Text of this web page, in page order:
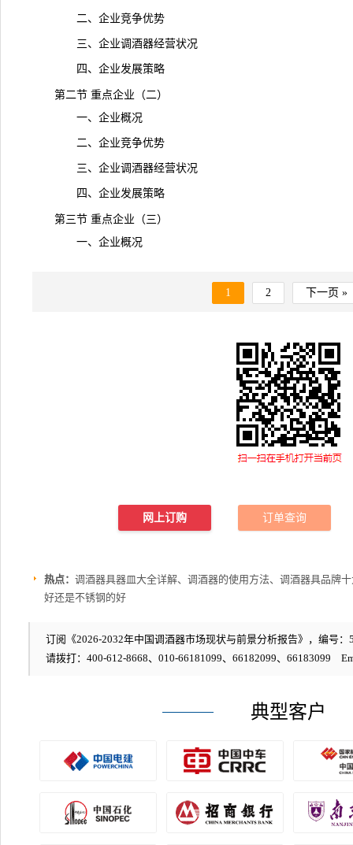
二、企业竞争优势
三、企业调酒器经营状况
四、企业发展策略
第二节 重点企业（二）
一、企业概况
二、企业竞争优势
三、企业调酒器经营状况
四、企业发展策略
第三节 重点企业（三）
一、企业概况
1 2 下一页 »
网上订购 订单查询
热点： 调酒器具器皿大全详解、调酒器的使用方法、调酒器具品牌
好还是不锈钢的好
订阅《2026-2032年中国调酒器市场现状与前景分析报告》，编号：
请拨打：400-612-8668、010-66181099、66182099、66183099
典型客户